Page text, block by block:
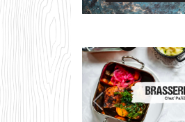
Předchozí